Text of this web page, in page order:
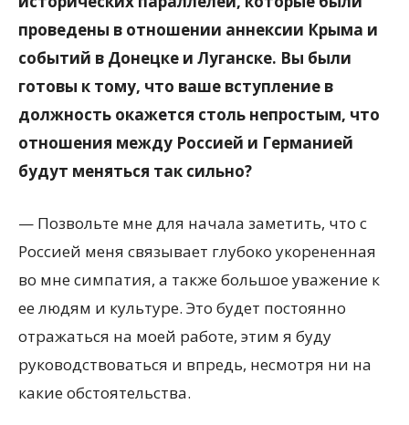
проведены в отношении аннексии Крыма и
событий в Донецке и Луганске. Вы были
готовы к тому, что ваше вступление в
должность окажется столь непростым, что
отношения между Россией и Германией
будут меняться так сильно?
— Позвольте мне для начала заметить, что с
Россией меня связывает глубоко укорененная
во мне симпатия, а также большое уважение к
ее людям и культуре. Это будет постоянно
отражаться на моей работе, этим я буду
руководствоваться и впредь, несмотря ни на
какие обстоятельства.